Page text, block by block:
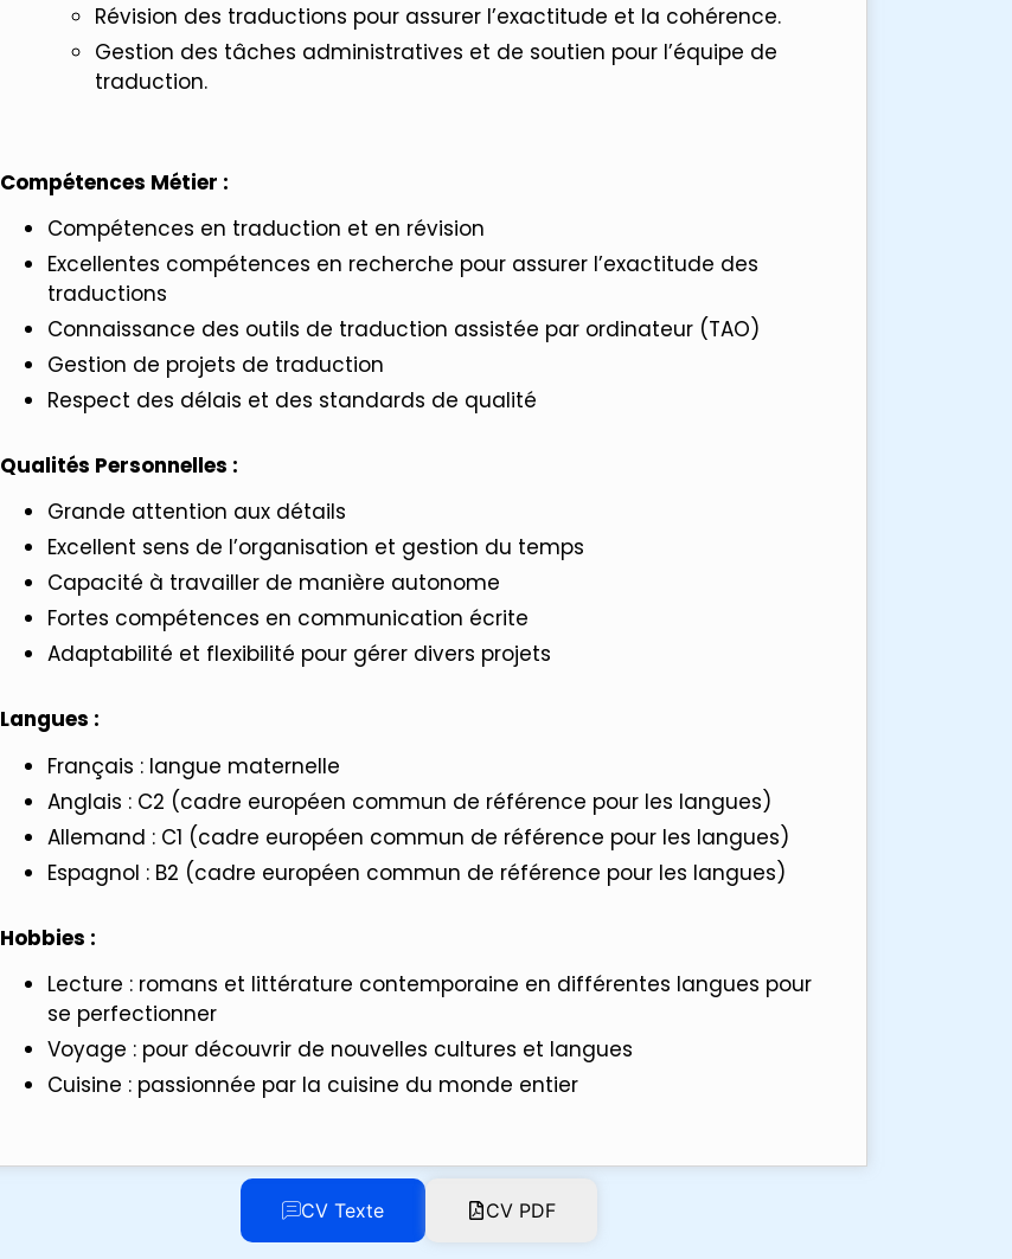
CV Texte CV PDF
Révision des traductions pour assurer l’exactitude et la cohérence.
Gestion des tâches administratives et de soutien pour l’équipe de
traduction.
Compétences Métier :
Compétences en traduction et en révision
Excellentes compétences en recherche pour assurer l’exactitude des
traductions
Connaissance des outils de traduction assistée par ordinateur (TAO)
Gestion de projets de traduction
Respect des délais et des standards de qualité
Qualités Personnelles :
Grande attention aux détails
Excellent sens de l’organisation et gestion du temps
Capacité à travailler de manière autonome
Fortes compétences en communication écrite
Adaptabilité et flexibilité pour gérer divers projets
Langues :
Français : langue maternelle
Anglais : C2 (cadre européen commun de référence pour les langues)
Allemand : C1 (cadre européen commun de référence pour les langues)
Espagnol : B2 (cadre européen commun de référence pour les langues)
Hobbies :
Lecture : romans et littérature contemporaine en différentes langues pour
se perfectionner
Voyage : pour découvrir de nouvelles cultures et langues
Cuisine : passionnée par la cuisine du monde entier